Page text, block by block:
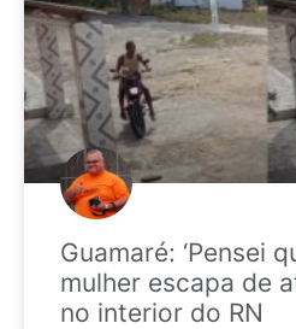
Guamaré: ‘Pensei
mulher escapa de
no interior do RN